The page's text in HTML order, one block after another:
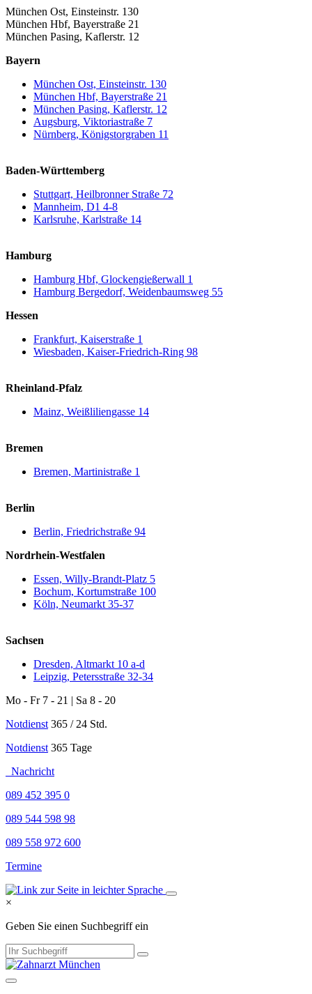
München Ost, Einsteinstr. 130
München Hbf, Bayerstraße 21
München Pasing, Kaflerstr. 12
Bayern
München Ost, Einsteinstr. 130
München Hbf, Bayerstraße 21
München Pasing, Kaflerstr. 12
Augsburg, Viktoriastraße 7
Nürnberg, Königstorgraben 11
Baden-Württemberg
Stuttgart, Heilbronner Straße 72
Mannheim, D1 4-8
Karlsruhe, Karlstraße 14
Hamburg
Hamburg Hbf, Glockengießerwall 1
Hamburg Bergedorf, Weidenbaumsweg 55
Hessen
Frankfurt, Kaiserstraße 1
Wiesbaden, Kaiser-Friedrich-Ring 98
Rheinland-Pfalz
Mainz, Weißliliengasse 14
Bremen
Bremen, Martinistraße 1
Berlin
Berlin, Friedrichstraße 94
Nordrhein-Westfalen
Essen, Willy-Brandt-Platz 5
Bochum, Kortumstraße 100
Köln, Neumarkt 35-37
Sachsen
Dresden, Altmarkt 10 a-d
Leipzig, Petersstraße 32-34
Mo - Fr 7 - 21 | Sa 8 - 20
Notdienst 365 / 24 Std.
Notdienst 365 Tage
Nachricht
089 452 395 0
089 544 598 98
089 558 972 600
Termine
×
Geben Sie einen Suchbegriff ein